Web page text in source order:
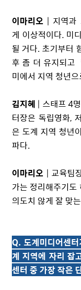
이마리오 | 지역과
게 이상적이다. 미
될 거다. 초기부터
후 좀 더 유지되고
미에서 지역 청년
김지혜 | 스태프 4
터장은 독립영화,
은 도계 지역 청년
파다.
이마리오 | 교육팀
가는 정리해주기
의도치 않게 잘 맞
Q. 도계미디어센
계 지역에 자리 잡
센터 중 가장 작은